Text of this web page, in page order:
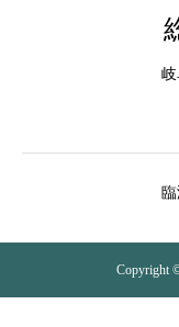
Copyright